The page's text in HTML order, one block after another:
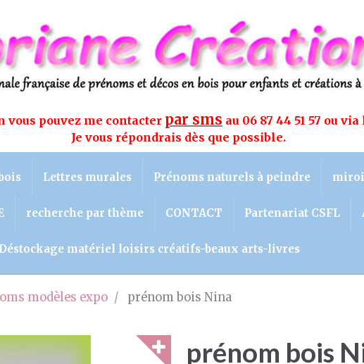
vous pouvez me contacter par sms au 06 87 44 51 57 ou
Je vous répondrais dès que possible.
Lettres murales Prénoms naturels à peindre
recherche par thème CONTACT Partenariat CSFL
Déstockage matériel loisirs créatifs-beaux arts-livres
modèles expo prénom bois Nina
prénom bois